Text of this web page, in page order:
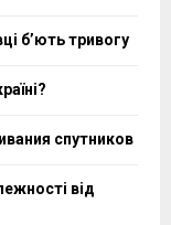
бʼють тривогу
спутников
від